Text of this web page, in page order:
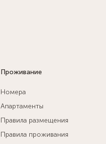
Проживание
Номера
Апартаменты
Правила размещения
Правила проживания